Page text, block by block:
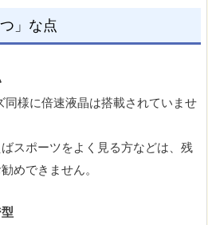
」な点
様に倍速液晶は搭載されていませ
スポーツをよく見る方などは、残
めできません。